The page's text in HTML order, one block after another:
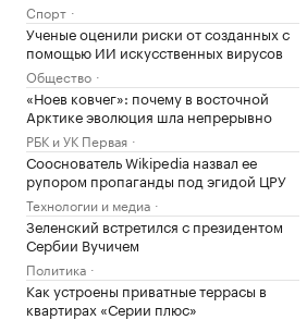
Спорт
Ученые оценили риски от созданных с
помощью ИИ искусственных вирусов
Общество
«Ноев ковчег»: почему в восточной
Арктике эволюция шла непрерывно
РБК и УК Первая
Сооснователь Wikipedia назвал ее
рупором пропаганды под эгидой ЦРУ
Технологии и медиа
Зеленский встретился с президентом
Сербии Вучичем
Политика
Как устроены приватные террасы в
квартирах «Серии плюс»